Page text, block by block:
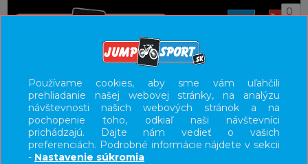
0
UŽÍVATEĽSKÝ PANEL
KATEGÓRIE
HLAVNÉ MENU
Používame cookies, aby sme vám uľahčili
prehliadanie našej webovej stránky, na analýzu
návštevnosti našich webových stránok a na
pochopenie toho, odkiaľ naši návštevníci
prichádzajú. Dajte nám vedieť o vašich
preferenciách. Podrobné informácie nájdete v sekcii
- Nastavenie súkromia